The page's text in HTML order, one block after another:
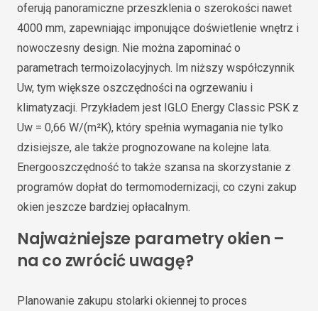
oferują panoramiczne przeszklenia o szerokości nawet
4000 mm, zapewniając imponujące doświetlenie wnętrz i
nowoczesny design. Nie można zapominać o
parametrach termoizolacyjnych. Im niższy współczynnik
Uw, tym większe oszczędności na ogrzewaniu i
klimatyzacji. Przykładem jest IGLO Energy Classic PSK z
Uw = 0,66 W/(m²K), który spełnia wymagania nie tylko
dzisiejsze, ale także prognozowane na kolejne lata.
Energooszczędność to także szansa na skorzystanie z
programów dopłat do termomodernizacji, co czyni zakup
okien jeszcze bardziej opłacalnym.
Najważniejsze parametry okien –
na co zwrócić uwagę?
Planowanie zakupu stolarki okiennej to proces